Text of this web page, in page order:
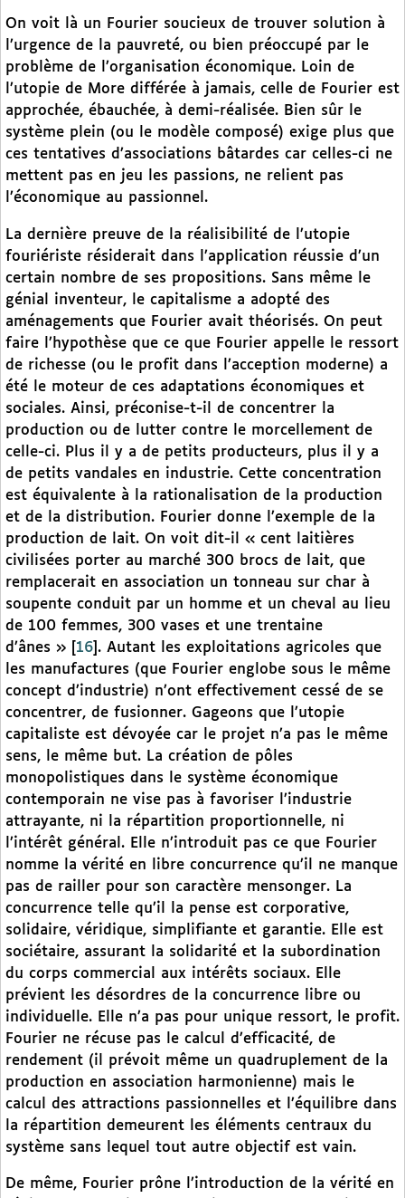
On voit là un Fourier soucieux de trouver solution à
l’urgence de la pauvreté, ou bien préoccupé par le
problème de l’organisation économique. Loin de
l’utopie de More différée à jamais, celle de Fourier est
approchée, ébauchée, à demi-réalisée. Bien sûr le
système plein (ou le modèle composé) exige plus que
ces tentatives d’associations bâtardes car celles-ci ne
mettent pas en jeu les passions, ne relient pas
l’économique au passionnel.
La dernière preuve de la réalisibilité de l’utopie
fouriériste résiderait dans l’application réussie d’un
certain nombre de ses propositions. Sans même le
génial inventeur, le capitalisme a adopté des
aménagements que Fourier avait théorisés. On peut
faire l’hypothèse que ce que Fourier appelle le ressort
de richesse (ou le profit dans l’acception moderne) a
été le moteur de ces adaptations économiques et
sociales. Ainsi, préconise-t-il de concentrer la
production ou de lutter contre le morcellement de
celle-ci. Plus il y a de petits producteurs, plus il y a
de petits vandales en industrie. Cette concentration
est équivalente à la rationalisation de la production
et de la distribution. Fourier donne l’exemple de la
production de lait. On voit dit-il « cent laitières
civilisées porter au marché 300 brocs de lait, que
remplacerait en association un tonneau sur char à
soupente conduit par un homme et un cheval au lieu
de 100 femmes, 300 vases et une trentaine
d’ânes »
16 . Autant les exploitations agricoles que
les manufactures (que Fourier englobe sous le même
concept d’industrie) n’ont effectivement cessé de se
concentrer, de fusionner. Gageons que l’utopie
capitaliste est dévoyée car le projet n’a pas le même
sens, le même but. La création de pôles
monopolistiques dans le système économique
contemporain ne vise pas à favoriser l’industrie
attrayante, ni la répartition proportionnelle, ni
l’intérêt général. Elle n’introduit pas ce que Fourier
nomme la vérité en libre concurrence qu’il ne manque
pas de railler pour son caractère mensonger. La
concurrence telle qu’il la pense est corporative,
solidaire, véridique, simplifiante et garantie. Elle est
sociétaire, assurant la solidarité et la subordination
du corps commercial aux intérêts sociaux. Elle
prévient les désordres de la concurrence libre ou
individuelle. Elle n’a pas pour unique ressort, le profit.
Fourier ne récuse pas le calcul d’efficacité, de
rendement (il prévoit même un quadruplement de la
production en association harmonienne) mais le
calcul des attractions passionnelles et l’équilibre dans
la répartition demeurent les éléments centraux du
système sans lequel tout autre objectif est vain.
De même, Fourier prône l’introduction de la vérité en